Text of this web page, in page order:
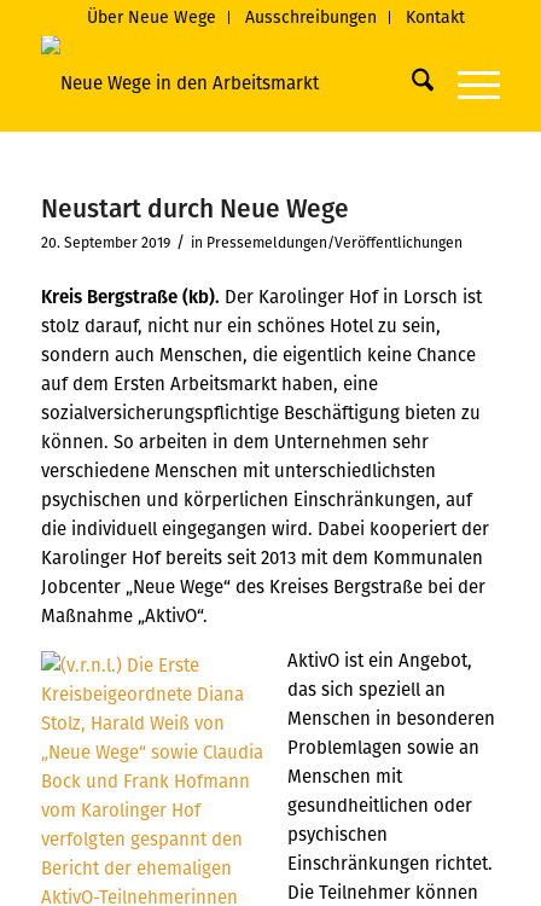
Über Neue Wege Ausschreibungen Kontakt
Neustart durch Neue Wege
20. September 2019 / in Pressemeldungen/Veröffentlichungen
Kreis Bergstraße (kb). Der Karolinger Hof in Lorsch ist
stolz darauf, nicht nur ein schönes Hotel zu sein,
sondern auch Menschen, die eigentlich keine Chance
auf dem Ersten Arbeitsmarkt haben, eine
sozialversicherungspflichtige Beschäftigung bieten zu
können. So arbeiten in dem Unternehmen sehr
verschiedene Menschen mit unterschiedlichsten
psychischen und körperlichen Einschränkungen, auf
die individuell eingegangen wird. Dabei kooperiert der
Karolinger Hof bereits seit 2013 mit dem Kommunalen
Jobcenter „Neue Wege“ des Kreises Bergstraße bei der
Maßnahme „AktivO“.
AktivO ist ein Angebot,
das sich speziell an
Menschen in besonderen
Problemlagen sowie an
Menschen mit
gesundheitlichen oder
psychischen
Einschränkungen richtet.
Die Teilnehmer können